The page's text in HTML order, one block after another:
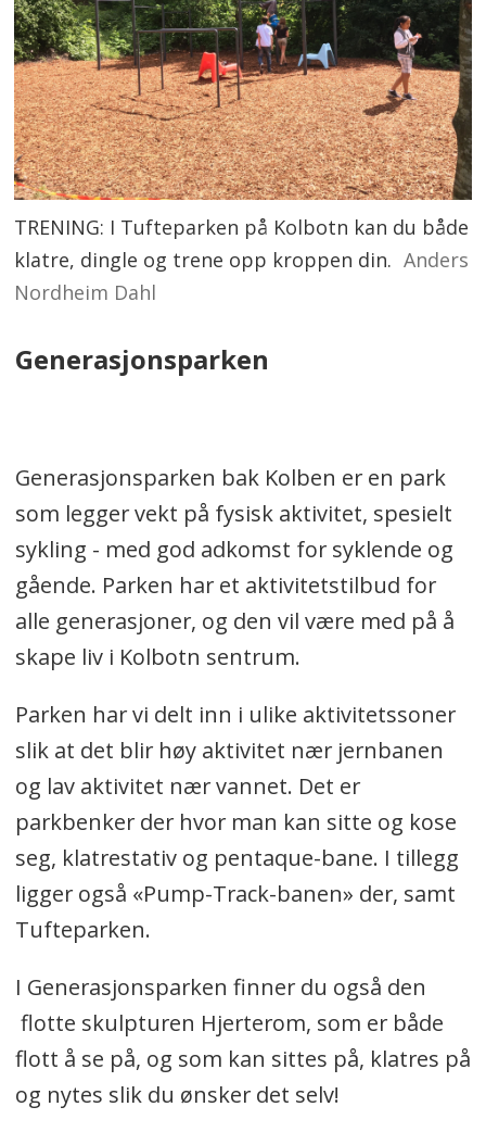
TRENING: I Tufteparken på Kolbotn kan du både
klatre, dingle og trene opp kroppen din. Anders
Nordheim Dahl
Generasjonsparken
Generasjonsparken bak Kolben er en park
som legger vekt på fysisk aktivitet, spesielt
sykling - med god adkomst for syklende og
gående. Parken har et aktivitetstilbud for
alle generasjoner, og den vil være med på å
skape liv i Kolbotn sentrum.
Parken har vi delt inn i ulike aktivitetssoner
slik at det blir høy aktivitet nær jernbanen
og lav aktivitet nær vannet. Det er
parkbenker der hvor man kan sitte og kose
seg, klatrestativ og pentaque-bane. I tillegg
ligger også «Pump-Track-banen» der, samt
Tufteparken.
I Generasjonsparken finner du også den
flotte skulpturen Hjerterom, som er både
flott å se på, og som kan sittes på, klatres på
og nytes slik du ønsker det selv!